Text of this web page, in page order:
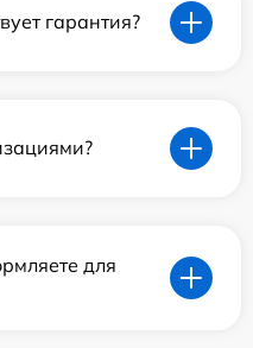
гарантия?
для